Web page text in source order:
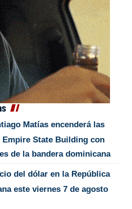
Matías encenderá las
Empire State Building con
de la bandera dominicana
del dólar en la República
este viernes 7 de agosto